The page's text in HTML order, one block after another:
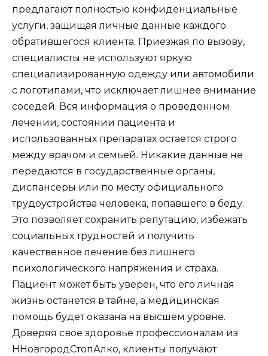
предлагают полностью конфиденциальные
услуги, защищая личные данные каждого
обратившегося клиента. Приезжая по вызову,
специалисты не используют яркую
специализированную одежду или автомобили
с логотипами, что исключает лишнее внимание
соседей. Вся информация о проведенном
лечении, состоянии пациента и
использованных препаратах остается строго
между врачом и семьей. Никакие данные не
передаются в государственные органы,
диспансеры или по месту официального
трудоустройства человека, попавшего в беду.
Это позволяет сохранить репутацию, избежать
социальных трудностей и получить
качественное лечение без лишнего
психологического напряжения и страха.
Пациент может быть уверен, что его личная
жизнь останется в тайне, а медицинская
помощь будет оказана на высшем уровне.
Доверяя свое здоровье профессионалам из
ННовгородСтопАлко, клиенты получают